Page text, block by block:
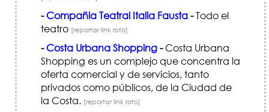
-Compañia Teatral Italia Fausta-Todo el
teatro [reportar link roto]
-Costa Urbana Shopping-Costa Urbana
Shopping es un complejo que concentra la
oferta comercial y de servicios, tanto
privados como públicos, de la Ciudad de
la Costa. [reportar link roto]